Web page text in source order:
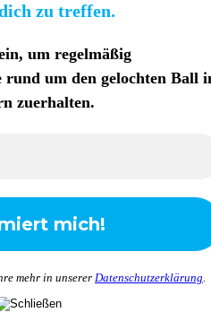
zu treffen.
um regelmäßig
rund um den gelochten Ball
zuerhalten.
mehr in unserer Datenschutzerklärung.